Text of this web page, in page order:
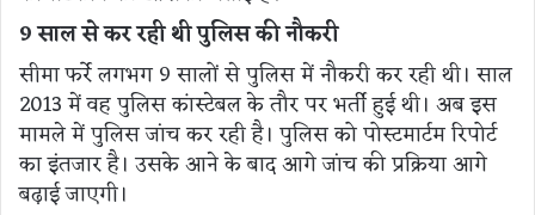
9 साल से कर रही थी पुलिस की नौकरी
सीमा फर्रे लगभग 9 सालों से पुलिस में नौकरी कर रही थी। साल
2013 में वह पुलिस कांस्टेबल के तौर पर भर्ती हुई थी। अब इस
मामले में पुलिस जांच कर रही है। पुलिस को पोस्टमार्टम रिपोर्ट
का इंतजार है। उसके आने के बाद आगे जांच की प्रक्रिया आगे
बढ़ाई जाएगी।